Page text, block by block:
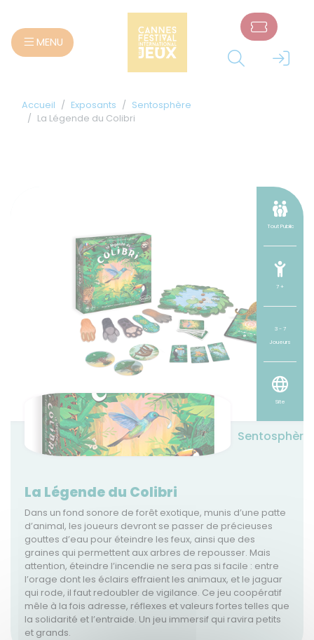
MENU
Accueil Exposants
Sentosphère
La Légende du Colibri
Tout Public
7 +
3 - 7
Joueurs
Site
Sentosphère
La Légende du Colibri
Dans un fond sonore de forêt exotique, munis d’une patte
d’animal, les joueurs devront se passer de précieuses
gouttes d’eau pour éteindre les feux, ainsi que des
graines qui permettent aux arbres de repousser. Mais
attention, éteindre l’incendie ne sera pas si facile : entre
l’orage dont les éclairs effraient les animaux, et le jaguar
qui rode, il faut redoubler de vigilance. Ce jeu coopératif
mêle à la fois adresse, réflexes et valeurs fortes telles que
la solidarité et l’entraide. Un jeu immersif qui ravira petits
et grands.